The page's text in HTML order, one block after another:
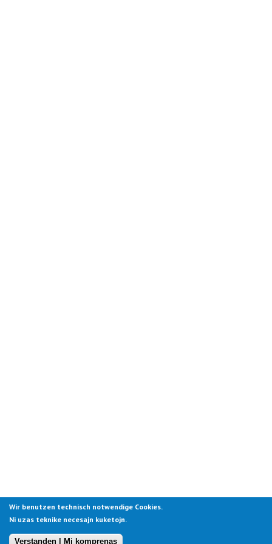
Wir benutzen technisch notwendige Cookies.
Ni uzas teknike necesajn kuketojn.
Verstanden | Mi komprenas